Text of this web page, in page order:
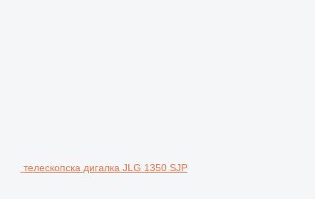
телескопска дигалка JLG 1350 SJP